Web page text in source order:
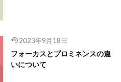
2023年9月18日
フォーカスとプロミネンスの違
いについて